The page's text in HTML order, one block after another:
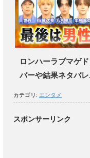
ロンハーラブマゲ
バーや結果ネタバ
カテゴリ: エンタメ
スポンサーリンク